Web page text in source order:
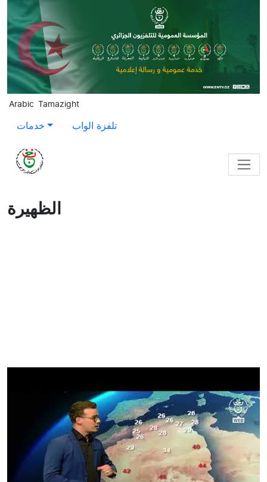
Skip to main content
Arabic Tamazight
خدمات تلفزة الواب
الظهيرة